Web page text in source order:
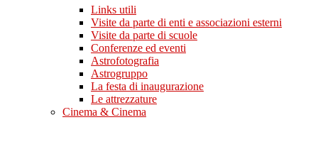
Links utili
Visite da parte di enti e associazioni esterni
Visite da parte di scuole
Conferenze ed eventi
Astrofotografia
Astrogruppo
La festa di inaugurazione
Le attrezzature
Cinema & Cinema